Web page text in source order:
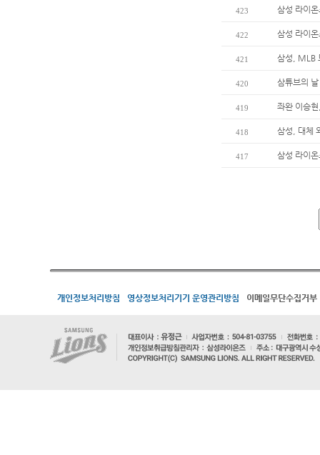
423 삼성 라이
422 삼성 라이
421 삼성, MLB
420 삼튜브의
419 좌완 이승
418 삼성, 대체
417 삼성 라이
개인정보처리방침 영상정보처리기기 운영관리방침 이메일무단수집거부